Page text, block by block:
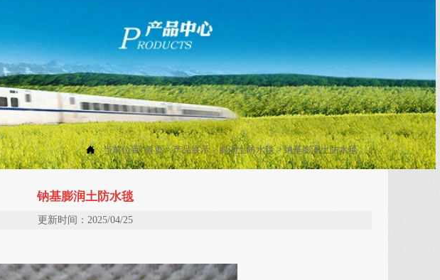
 当前位置:首页>产品展示>膨润土防水毯>钠基膨润土防水毯
钠基膨润土防水毯
更新时间：2025/04/25